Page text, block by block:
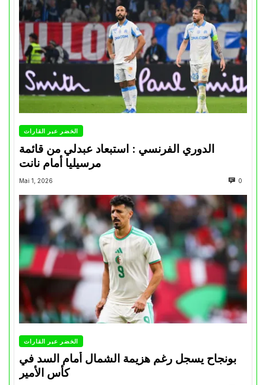
الخضر عبر القارات
الدوري الفرنسي : استبعاد عبدلي من قائمة
مرسيليا أمام نانت
Mai 1, 2026 0
الخضر عبر القارات
بونجاح يسجل رغم هزيمة الشمال أمام السد في
كأس الأمير